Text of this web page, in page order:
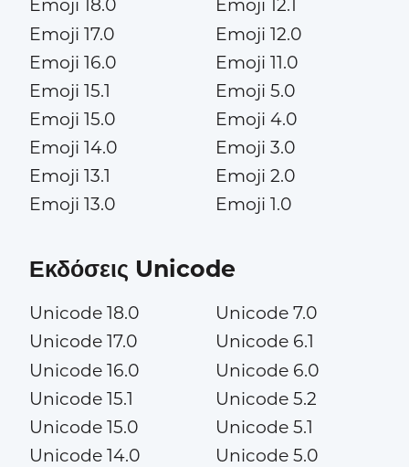
Emoji 18.0
Emoji 17.0
Emoji 16.0
Emoji 15.1
Emoji 15.0
Emoji 14.0
Emoji 13.1
Emoji 13.0
Emoji 12.1
Emoji 12.0
Emoji 11.0
Emoji 5.0
Emoji 4.0
Emoji 3.0
Emoji 2.0
Emoji 1.0
Εκδόσεις Unicode
Unicode 18.0
Unicode 17.0
Unicode 16.0
Unicode 15.1
Unicode 15.0
Unicode 14.0
Unicode 7.0
Unicode 6.1
Unicode 6.0
Unicode 5.2
Unicode 5.1
Unicode 5.0